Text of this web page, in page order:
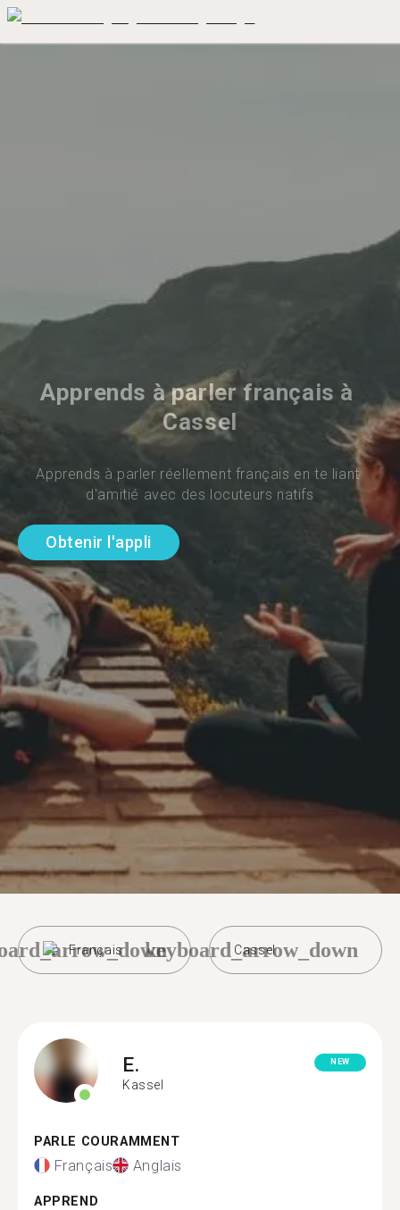
Apprends à parler français à
Cassel
Apprends à parler réellement français en te liant
d'amitié avec des locuteurs natifs
Obtenir l'appli
Français Cassel
keyboard_arrow_down
E.
Kassel
NEW
PARLE COURAMMENT
Français Anglais
APPREND